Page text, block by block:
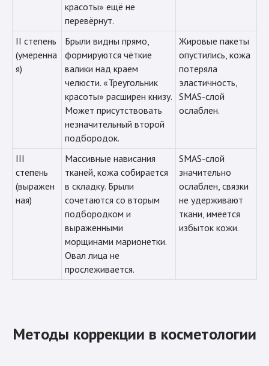
красоты» ещё не
перевёрнут.
II степень
(умеренна
я)
Брыли видны прямо,
формируются чёткие
валики над краем
челюсти. «Треугольник
красоты» расширен книзу.
Может присутствовать
незначительный второй
подбородок.
Жировые пакеты
опустились, кожа
потеряла
эластичность,
SMAS-слой
ослаблен.
III
степень
(выражен
ная)
Массивные нависания
тканей, кожа собирается
в складку. Брыли
сочетаются со вторым
подбородком и
выраженными
морщинами марионетки.
Овал лица не
прослеживается.
SMAS-слой
значительно
ослаблен, связки
не удерживают
ткани, имеется
избыток кожи.
Методы коррекции в косметологии